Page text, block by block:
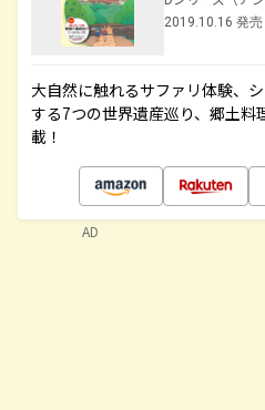
2019.10.16 発売
大自然に触れるサファリ体験、
する7つの世界遺産巡り、郷土料
載！
AD